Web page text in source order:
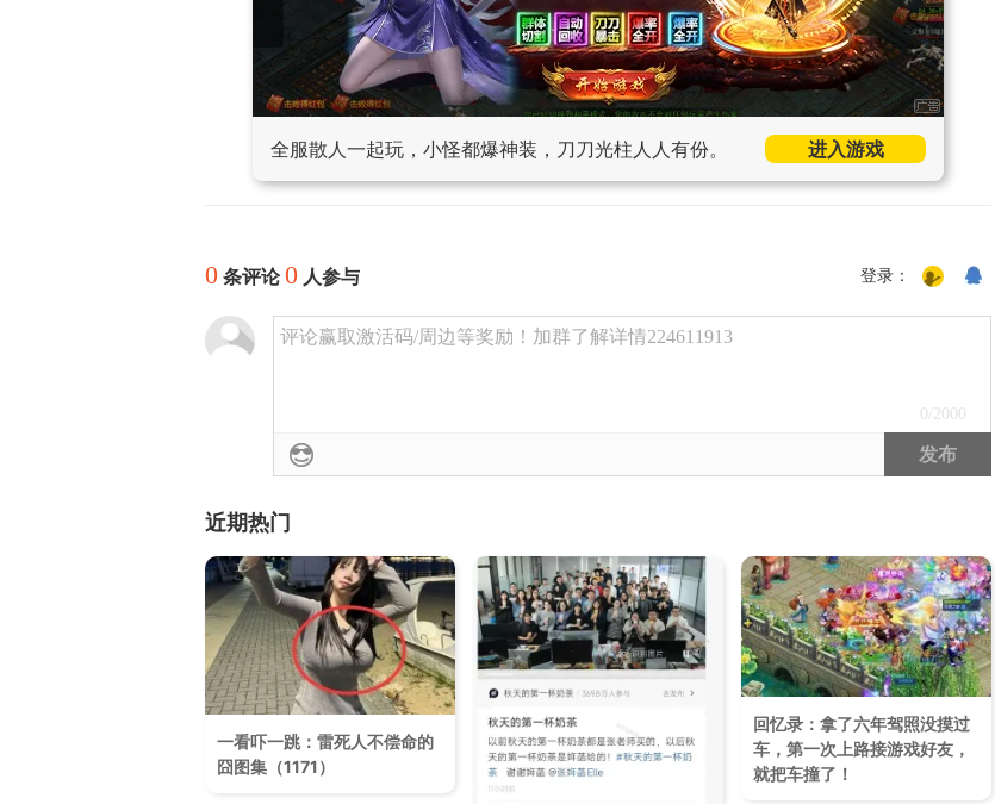
全服散人一起玩，小怪都爆神装，刀刀光柱人人有份。 进入游戏
0 条评论0 人参与 登录：
评论赢取激活码/周边等奖励！加群了解详情224611913
0 /2000
发布
近期热门
一看吓一跳：雷死人不偿命的
囧图集（1171）
回忆录：拿了六年驾照没摸过
车，第一次上路接游戏好友，
就把车撞了！